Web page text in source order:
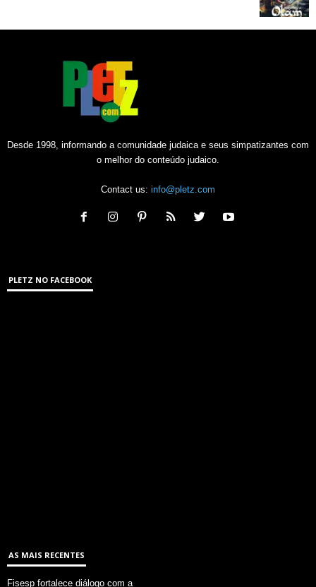
Desde 1998, informando a comunidade judaica e seus simpatizantes com
o melhor do conteúdo judaico.
Contact us: info@pletz.com
PLETZ NO FACEBOOK
AS MAIS RECENTES
Fisesp fortalece diálogo com a